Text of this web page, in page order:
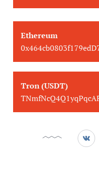
Ethereum
Tron (USDT)